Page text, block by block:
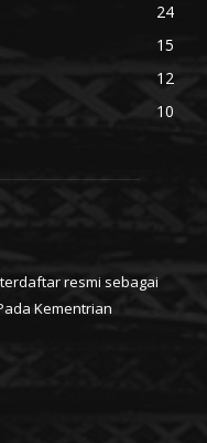
24
15
12
10
terdaftar resmi sebagai
Kementrian